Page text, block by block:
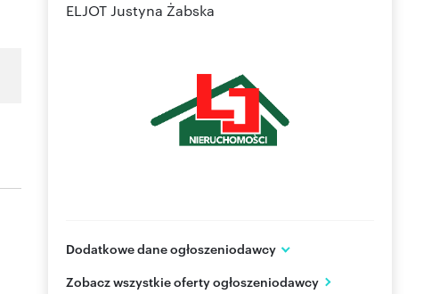
ELJOT Justyna Żabska
Dodatkowe dane ogłoszeniodawcy
Katowice
Zobacz wszystkie oferty ogłoszeniodawcy